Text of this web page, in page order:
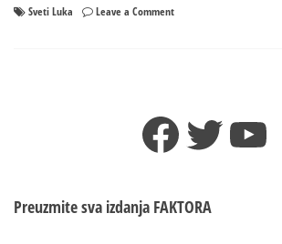
Sveti Luka Leave a Commenton
i
vjerovanja
Facebook
Twitter
Preuzmite sva izdanja FAKTORA